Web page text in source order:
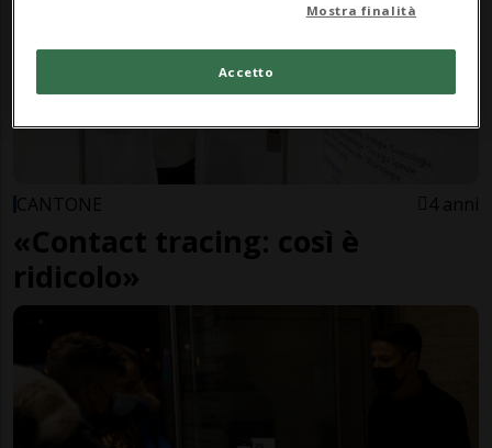
CANTONE 4 anni
«Contact tracing: così è
ridicolo»
Mostra finalità
Accetto